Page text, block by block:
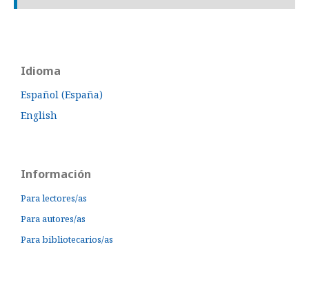
Idioma
Español (España)
English
Información
Para lectores/as
Para autores/as
Para bibliotecarios/as